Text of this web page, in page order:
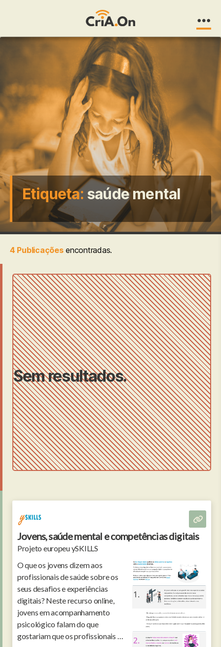
Etiqueta: saúde mental
4 Publicaçõesencontradas.
Sem resultados.
Jovens, saúde mental e competências digitais
Projeto europeu ySKILLS
O que os jovens dizem aos
profissionais de saúde sobre os
seus desafios e experiências
digitais? Neste recurso online,
jovens em acompanhamento
psicológico falam do que
gostariam que os profissionais de